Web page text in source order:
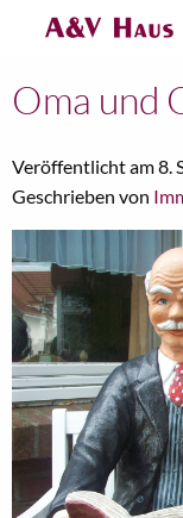
Oma und
Veröffentlicht am 8.
Geschrieben von